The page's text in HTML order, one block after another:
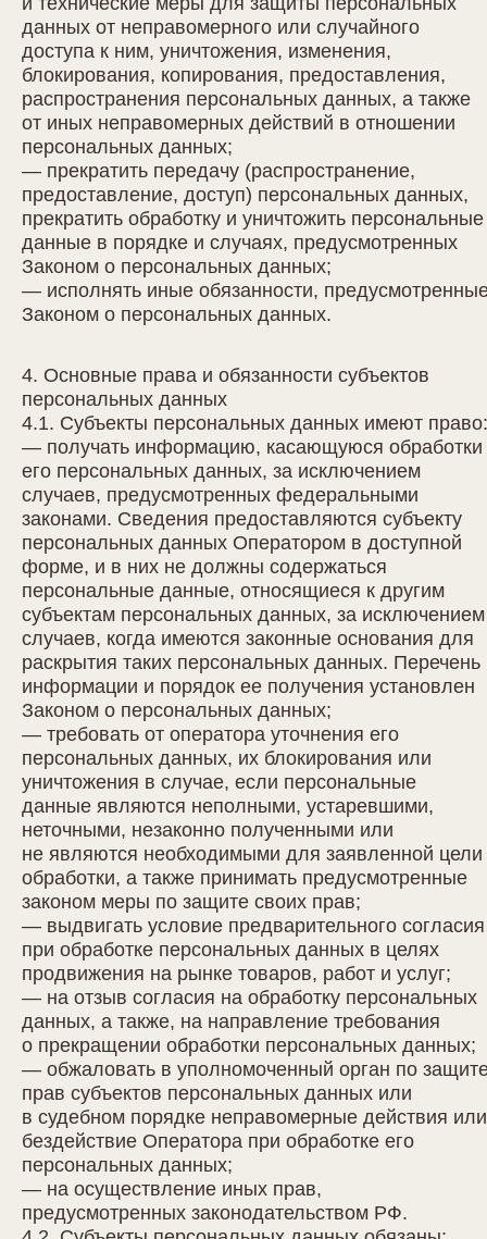
данных от неправомерного или случайного
доступа к ним, уничтожения, изменения,
блокирования, копирования, предоставления,
распространения персональных данных, а также
от иных неправомерных действий в отношении
персональных данных;
— прекратить передачу (распространение,
предоставление, доступ) персональных данных,
прекратить обработку и уничтожить персональные
данные в порядке и случаях, предусмотренных
Законом о персональных данных;
— исполнять иные обязанности,
Законом о персональных данных.
4. Основные права и обязанности субъектов
персональных данных
4.1. Субъекты персональных данных имеют право:
— получать информацию, касающуюся обработки
его персональных данных, за исключением
случаев, предусмотренных федеральными
законами. Сведения предоставляются субъекту
персональных данных Оператором в доступной
форме, и в них не должны содержаться
персональные данные, относящиеся к другим
субъектам персональных данных, за исключением
случаев, когда имеются законные основания для
раскрытия таких персональных данных. Перечень
информации и порядок ее получения установлен
Законом о персональных данных;
— требовать от оператора уточнения его
персональных данных, их блокирования или
уничтожения в случае, если персональные
данные являются неполными, устаревшими,
неточными, незаконно полученными или
не являются необходимыми для заявленной цели
обработки, а также принимать предусмотренные
законом меры по защите своих прав;
— выдвигать условие предварительного согласия
при обработке персональных данных в целях
продвижения на рынке товаров, работ и услуг;
— на отзыв согласия на обработку персональных
данных, а также, на направление требования
о прекращении обработки персональных данных;
— обжаловать в уполномоченный орган по
прав субъектов персональных данных или
в судебном порядке неправомерные действия или
бездействие Оператора при обработке его
персональных данных;
— на осуществление иных прав,
предусмотренных законодательством РФ.